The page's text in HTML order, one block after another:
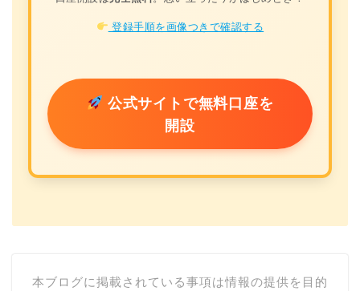
登録手順を画像つきで確認する
公式サイトで無料口座を
開設
本ブログに掲載されている事項は情報の提供を目的